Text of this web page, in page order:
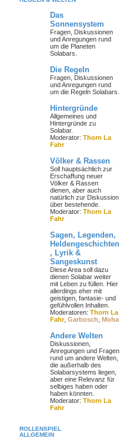
Das
Sonnensystem
Fragen, Diskussionen
und Anregungen rund
um die Planeten
Solabars.
Die Regeln
Fragen, Diskussionen
und Anregungen rund
um die Regeln Solabars.
Hintergründe
Allgemeines und
Hintergründe zu
Solabar.
Moderator: Thorn La
Fahr
Völker & Rassen
Soll hauptsächlich zur
Erschaffung neuer
Völker & Rassen
dienen, aber auch
natürlich zur Diskussion
über bestehende.
Moderator: Thorn La
Fahr
Sagen, Legenden,
Heldengeschichten
, Lyrik &
Sangeskunst
Diese Area soll dazu
dienen Solabar weiter
mit Leben zu füllen. Hier
allerdings eher mit
geistigen, fantasie- und
gefühlvollen Inhalten.
Moderatoren: Thorn La
Fahr, Garbosch Moha
Andere Welten
Diskussionen,
Anregungen und Fragen
rund um andere Welten,
die außerhalb des
Solabarsystems liegen,
aber eine Relevanz für
selbiges haben oder
haben könnten.
Moderator: Thorn La
Fahr
ROLLENSPIEL
ALLGEMEIN